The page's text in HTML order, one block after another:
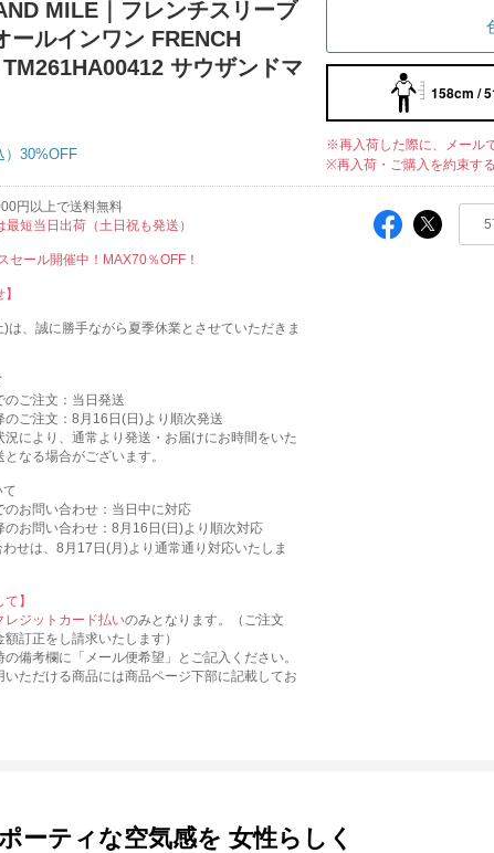
MILE｜フレンチスリーブ
ールインワン FRENCH
サウザンドマ
30%OFF
158cm /
※再入荷した際に、メール
※再入荷・ご購入を約束す
円以上で送料無料
短当日出荷（土日祝も発送）
セール開催中！MAX70％OFF！
は、誠に勝手ながら夏季休業とさせていただきま
ご注文：当日発送
ご注文：8月16日(日)より順次発送
により、通常より発送・お届けにお時間をいた
なる場合がございます。
お問い合わせ：当日中に対応
お問い合わせ：8月16日(日)より順次対応
せは、8月17日(月)より通常通り対応いたしま
】
レジットカード払いのみとなります。（ご注文
訂正をし請求いたします）
備考欄に「メール便希望」とご記入ください。
いただける商品には商品ページ下部に記載してお
ーティな空気感を 女性らしく